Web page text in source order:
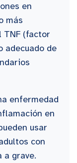
en
más
TNF (factor
adecuado de
enfermedad
en
usar
con
a grave.